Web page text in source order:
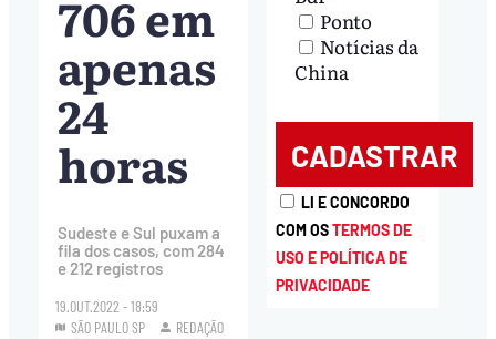
706 em
apenas
24
horas
Sudeste e Sul puxam a
fila dos casos, com 284
e 212 registros
19.OUT.2022 - 18:59
SÃO PAULO SP
REDAÇÃO
Ponto
Notícias da
China
LI E CONCORDO
COM OSTERMOS DE
USO E POLÍTICA DE
PRIVACIDADE